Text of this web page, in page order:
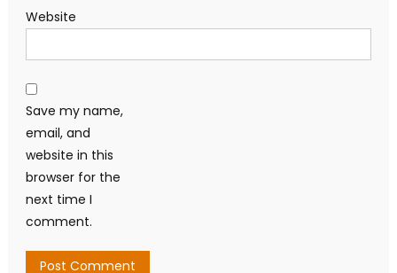
Website
Save my name,
email, and
website in this
browser for the
next time I
comment.